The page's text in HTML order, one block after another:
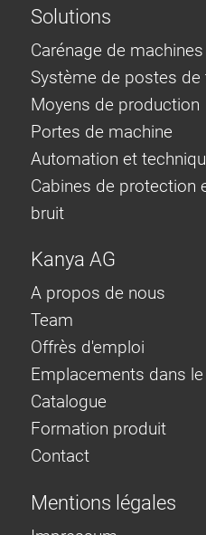
Solutions
Carénage de machines
Système de postes de
Moyens de production
Portes de machine
Automation et
Cabines de protection
bruit
Kanya AG
A propos de nous
Team
Offrès d'emploi
Emplacements dans
Catalogue
Formation produit
Contact
Mentions légales